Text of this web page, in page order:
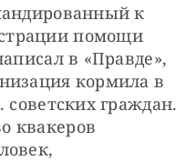
к
помощи
в «Правде»,
кормила в
граждан.
квакеров